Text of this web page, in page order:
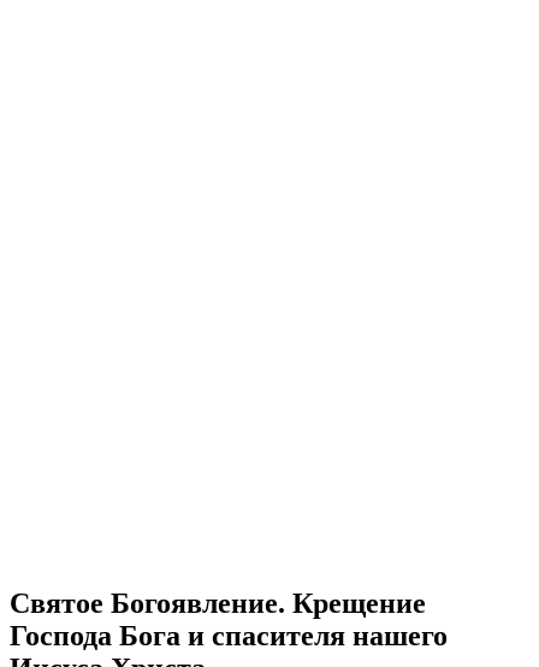
Святое Богоявление. Крещение
Господа Бога и спасителя нашего